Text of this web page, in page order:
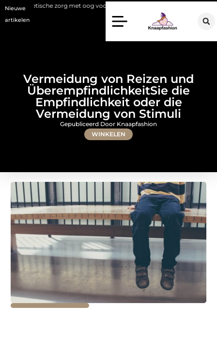
Nieuwe
artikelen
zorg met oog voor natuurlijke resultaten
Vermeidung von Reizen und
ÜberempfindlichkeitSie die
Empfindlichkeit oder die
Vermeidung von Stimuli
WINKELEN
Gepubliceerd Door Knaapfashion